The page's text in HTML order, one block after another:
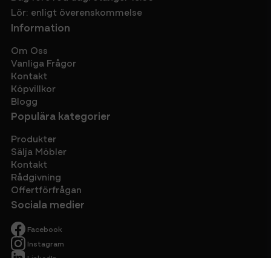
Lör: enligt överenskommelse
Information
Om Oss
Vanliga Frågor
Kontakt
Köpvillkor
Blogg
Populära kategorier
Produkter
Sälja Möbler
Kontakt
Rådgivning
Offertförfrågan
Sociala medier
Facebook
Instagram